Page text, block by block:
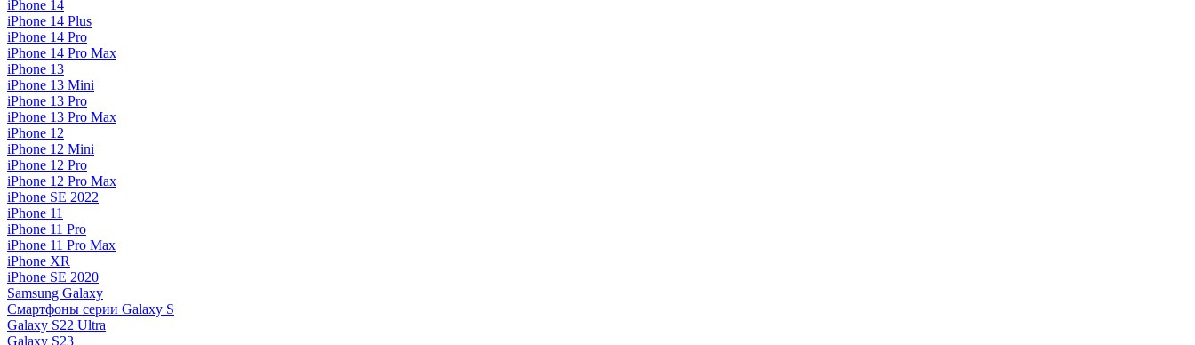
iPhone 14
iPhone 14 Plus
iPhone 14 Pro
iPhone 14 Pro Max
iPhone 13
iPhone 13 Mini
iPhone 13 Pro
iPhone 13 Pro Max
iPhone 12
iPhone 12 Mini
iPhone 12 Pro
iPhone 12 Pro Max
iPhone SE 2022
iPhone 11
iPhone 11 Pro
iPhone 11 Pro Max
iPhone XR
iPhone SE 2020
Samsung Galaxy
Смартфоны серии Galaxy S
Galaxy S22 Ultra
Galaxy S23